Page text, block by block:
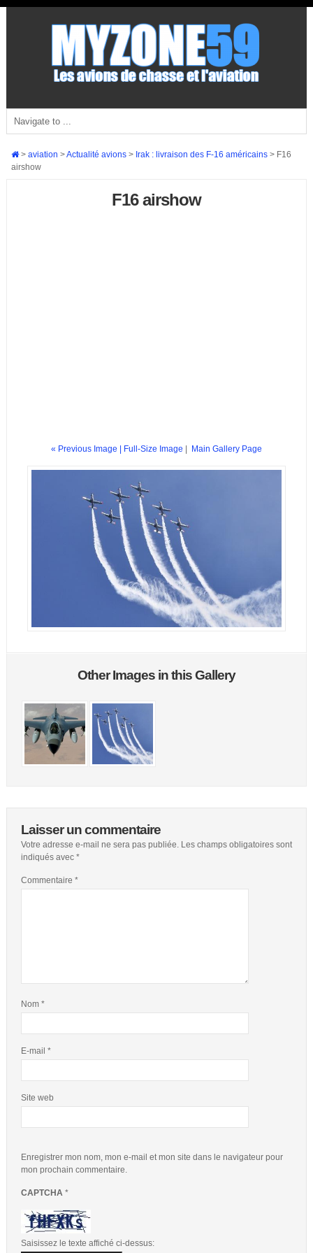
> aviation >Actualité avions> Irak : livraison des F-16 américains> F16
airshow
F16 airshow
« Previous Image | Full-Size Image Main Gallery Page
Other Images in this Gallery
Laisser un commentaire
Votre adresse e-mail ne sera pas publiée. Les champs obligatoires sont
indiqués avec *
Commentaire *
Nom *
E-mail *
Site web
Enregistrer mon nom, mon e-mail et mon site dans le navigateur pour
mon prochain commentaire.
CAPTCHA *
Saisissez le texte affiché ci-dessus: